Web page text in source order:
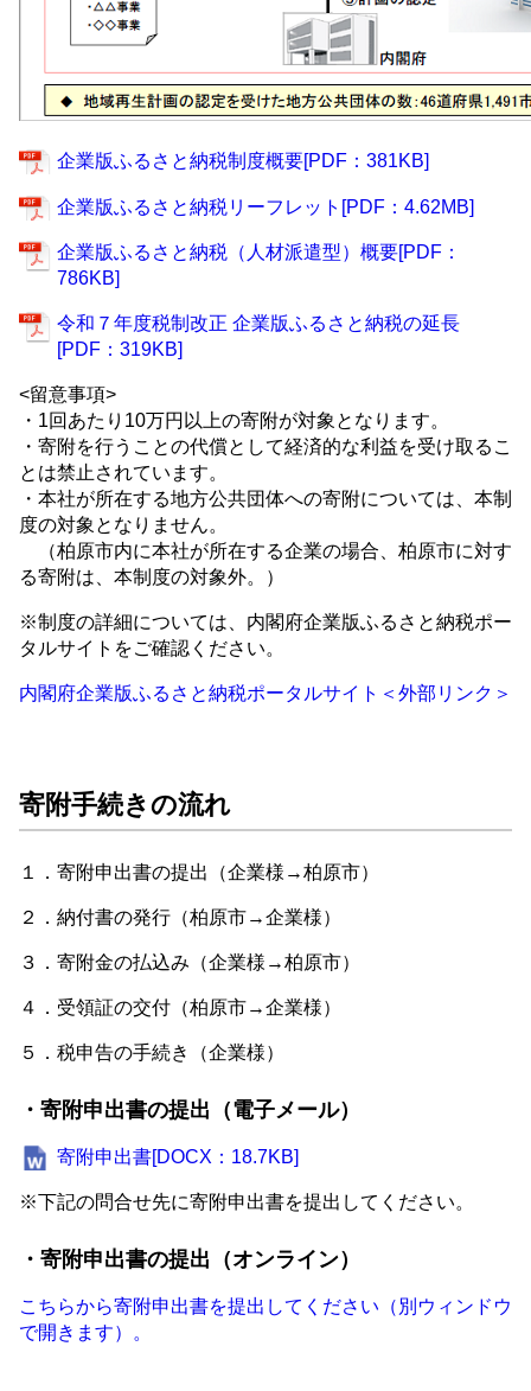
企業版ふるさと納税制度概要[PDF：381KB]
企業版ふるさと納税リーフレット[PDF：4.62MB]
企業版ふるさと納税（人材派遣型）概要[PDF：
786KB]
令和７年度税制改正 企業版ふるさと納税の延長
[PDF：319KB]
<留意事項>
・1回あたり10万円以上の寄附が対象となります。
・寄附を行うことの代償として経済的な利益を受け取るこ
とは禁止されています。
・本社が所在する地方公共団体への寄附については、本制
度の対象となりません。
（柏原市内に本社が所在する企業の場合、柏原市に対す
る寄附は、本制度の対象外。）
※制度の詳細については、内閣府企業版ふるさと納税ポー
タルサイトをご確認ください。
内閣府企業版ふるさと納税ポータルサイト＜外部リンク＞
寄附手続きの流れ
１．寄附申出書の提出（企業様→柏原市）
２．納付書の発行（柏原市→企業様）
３．寄附金の払込み（企業様→柏原市）
４．受領証の交付（柏原市→企業様）
５．税申告の手続き（企業様）
・寄附申出書の提出（電子メール）
寄附申出書[DOCX：18.7KB]
※下記の問合せ先に寄附申出書を提出してください。
・寄附申出書の提出（オンライン）
こちらから寄附申出書を提出してください（別ウィンドウ
で開きます）。